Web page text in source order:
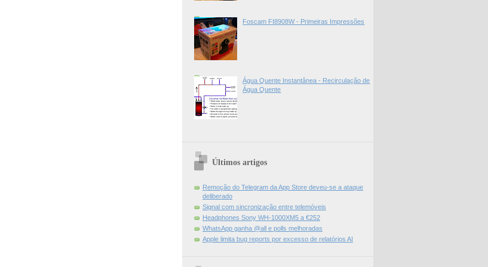
Foscam FI8908W - Primeiras Impressões
Água Quente Instantânea - Recirculação de
Água Quente
Últimos artigos
Remoção do Telegram da App Store deveu-se a ataque
deliberado
Signal com sincronização entre telemóveis
Headphones Sony WH-1000XM5 a €252
WhatsApp ganha @all e polls melhoradas
Apple limita bug reports por excesso de relatórios AI